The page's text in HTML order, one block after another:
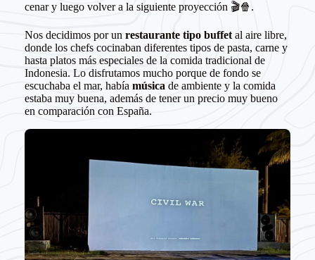
cenar y luego volver a la siguiente proyección 🎬🍿.
Nos decidimos por un restaurante tipo buffetal aire libre,
donde los chefs cocinaban diferentes tipos de pasta, carne y
hasta platos más especiales de la comida tradicional de
Indonesia. Lo disfrutamos mucho porque de fondo se
escuchaba el mar, había música de ambiente y la comida
estaba muy buena, además de tener un precio muy bueno
en comparación con España.